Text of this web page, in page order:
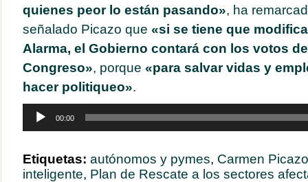
quienes peor lo están pasando», ha
señalado Picazo que «si se tiene que
Alarma, el Gobierno contará con los votos
Congreso», porque «para salvar vidas y
hacer politiqueo».
Reproductor
audio
00:00
Etiquetas: autónomos y pymes, Carmen Picazo
inteligente, Plan de Rescate a los sectores